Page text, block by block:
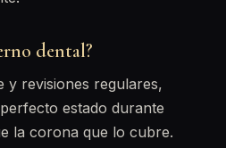
dental?
y revisiones regulares,
estado durante
la corona que lo cubre.